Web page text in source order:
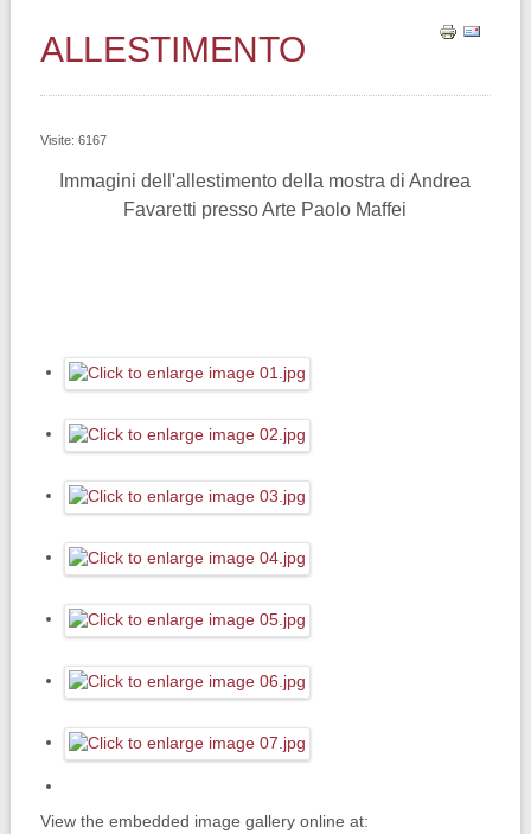
ALLESTIMENTO
Visite: 6167
Immagini dell'allestimento della mostra di Andrea
Favaretti presso Arte Paolo Maffei
View the embedded image gallery online at: